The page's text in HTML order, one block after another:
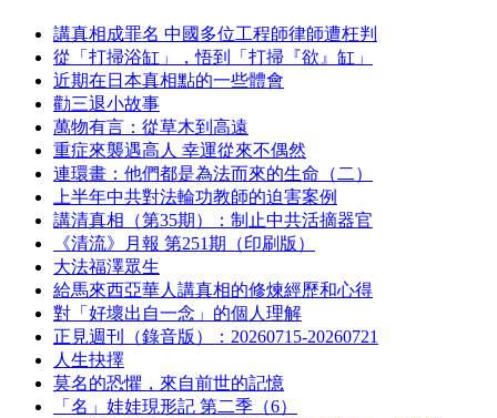
講真相成罪名 中國多位工程師律師遭枉判
從「打掃浴缸」，悟到「打掃『欲』缸」
近期在日本真相點的一些體會
勸三退小故事
萬物有言：從草木到高遠
重症來襲遇高人 幸運從來不偶然
連環畫：他們都是為法而來的生命（二）
上半年中共對法輪功教師的迫害案例
講清真相（第35期）：制止中共活摘器官
《清流》月報 第251期（印刷版）
大法福澤眾生
給馬來西亞華人講真相的修煉經歷和心得
對「好壞出自一念」的個人理解
正見週刊（錄音版）：20260715-20260721
人生抉擇
莫名的恐懼，來自前世的記憶
「名」娃娃現形記 第二季（6）